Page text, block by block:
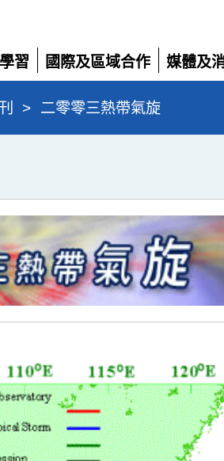
學習
展
開
國際及區域合作
展
開
媒體及
展
> 二零零三熱帶氣旋